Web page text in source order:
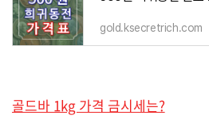
gold.ksecretrich.com
골드바 1kg 가격 금시세는?